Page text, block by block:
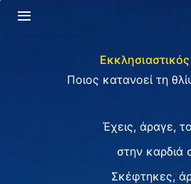
Ποιος κατανοεί τη
Έχεις, άραγε,
στην καρδιά
Σκέφτηκες,